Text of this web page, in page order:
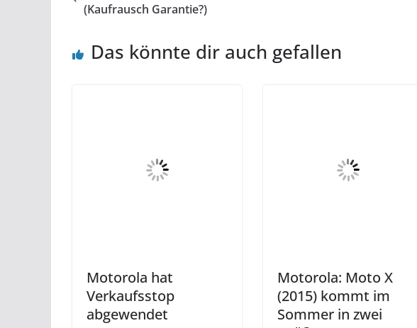
(Kaufrausch Garantie?)
Das könnte dir auch gefallen
Motorola hat
Verkaufsstop
abgewendet
Motorola: Moto X
(2015) kommt im
Sommer in zwei